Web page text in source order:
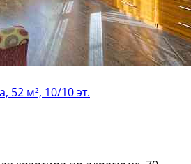
52 м², 10/10 эт.